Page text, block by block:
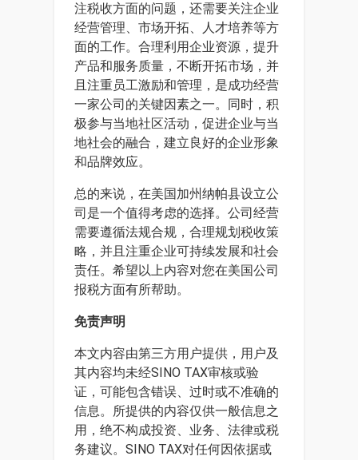
注税收方面的问题，还需要关注企业
经营管理、市场开拓、人才培养等方
面的工作。合理利用企业资源，提升
产品和服务质量，不断开拓市场，并
且注重员工激励和管理，是成功经营
一家公司的关键因素之一。同时，积
极参与当地社区活动，促进企业与当
地社会的融合，建立良好的企业形象
和品牌效应。
总的来说，在美国加州纳帕县设立公
司是一个值得考虑的选择。公司经营
需要遵循法规合规，合理规划税收策
略，并且注重企业可持续发展和社会
责任。希望以上内容对您在美国公司
报税方面有所帮助。
免责声明
本文内容由第三方用户提供，用户及
其内容均未经SINO TAX审核或验
证，可能包含错误、过时或不准确的
信息。所提供的内容仅供一般信息之
用，绝不构成投资、业务、法律或税
务建议。SINO TAX对任何因依据或